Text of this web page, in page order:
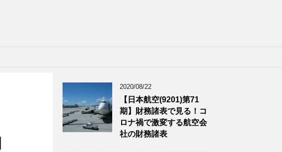
2020/08/22
【日本航空(9201)第71
期】財務諸表で見る！コ
ロナ禍で激変する航空会
社の財務諸表